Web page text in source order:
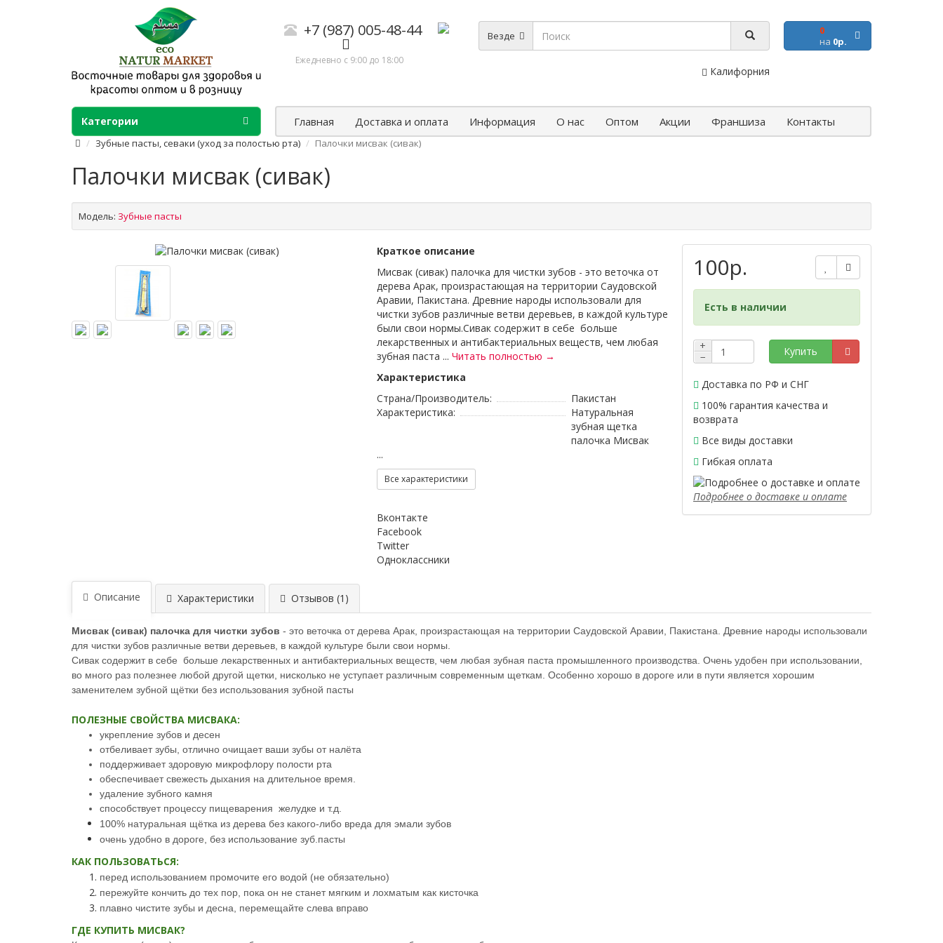
+7 (987) 005-48-44
Ежедневно с 9:00 до 18:00
Везде
Калифорния
0
на 0р.
Главная Доставка и оплата Информация О нас Оптом Акции Франшиза Контакты
Категории
Зубные пасты, севаки (уход за полостью рта) Палочки мисвак (сивак)
Палочки мисвак (сивак)
Модель: Зубные пасты
Краткое описание
Мисвак (сивак) палочка для чистки зубов - это веточка от
дерева Арак, произрастающая на территории Саудовской
Аравии, Пакистана. Древние народы использовали для
чистки зубов различные ветви деревьев, в каждой культуре
были свои нормы.Сивак содержит в себе больше
лекарственных и антибактериальных веществ, чем любая
зубная паста ... Читать полностью →
Характеристика
Страна/Производитель:
Пакистан
Характеристика:
Натуральная
зубная щетка
палочка Мисвак
...
Все характеристики
Вконтакте
Facebook
Twitter
Одноклассники
100р.
Есть в наличии
+
−
Купить
Доставка по РФ и СНГ
100% гарантия качества и
возврата
Все виды доставки
Гибкая оплата
Подробнее о доставке и оплате
Описание Характеристики Отзывов (1)
Мисвак (сивак) палочка для чистки зубов - это веточка от дерева Арак, произрастающая на территории Саудовской Аравии, Пакистана.
Древние народы использовали
для чистки зубов различные ветви деревьев, в каждой культуре были свои нормы.
Сивак содержит в себе больше лекарственных и антибактериальных веществ, чем любая зубная паста промышленного производства. Очень удобен при использовании,
во много раз полезнее любой другой щетки, нисколько не уступает различным современным щеткам. Особенно хорошо в дороге или в пути является хорошим
заменителем зубной щётки без использования зубной пасты
ПОЛЕЗНЫЕ СВОЙСТВА МИСВАКА:
укрепление зубов и десен
отбеливает зубы, отлично очищает ваши зубы от налёта
поддерживает здоровую микрофлору полости рта
обеспечивает свежесть дыхания на длительное время.
удаление зубного камня
способствует процессу пищеварения желудке и т.д.
100% натуральная щётка из дерева без какого-либо вреда для эмали зубов
очень удобно в дороге, без использование зуб.пасты
КАК ПОЛЬЗОВАТЬСЯ:
перед использованием промочите его водой (не обязательно)
пережуйте кончить до тех пор, пока он не станет мягким и лохматым как кисточка
плавно чистите зубы и десна, перемещайте слева вправо
ГДЕ КУПИТЬ МИСВАК?